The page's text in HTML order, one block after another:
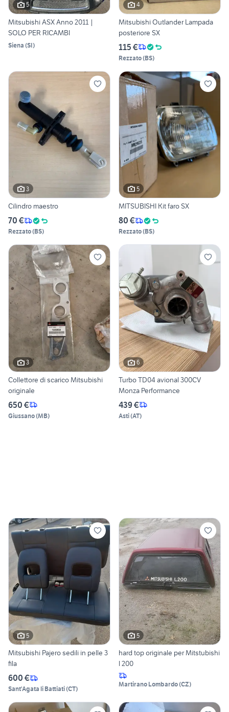
5
Mitsubishi ASX Anno 2011 |
SOLO PER RICAMBI
Siena (SI)
4
Mitsubishi Outlander Lampada
posteriore SX
115 €
Rezzato(BS)
3
Cilindro maestro
70 €
Rezzato(BS)
5
MITSUBISHI Kit faro SX
80 €
Rezzato(BS)
3
Collettore di scarico Mitsubishi
originale
650 €
Giussano(MB)
6
Turbo TD04 avional 300CV
Monza Performance
439 €
Asti(AT)
5
Mitsubishi Pajero sedili in pelle 3
fila
600 €
Sant'Agata li Battiati(CT)
5
hard top originale per Mitstubishi
l 200
Martirano Lombardo(CZ)